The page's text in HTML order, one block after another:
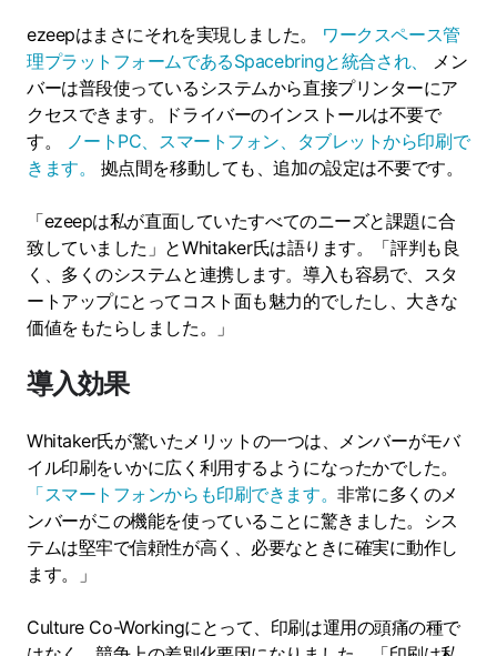
ezeepはまさにそれを実現しました。 ワークスペース管
理プラットフォームであるSpacebringと統合され、
メン
バーは普段使っているシステムから直接プリンターにア
クセスできます。ドライバーのインストールは不要で
す。
ノートPC、スマートフォン、タブレットから印刷で
きます。
拠点間を移動しても、追加の設定は不要です。
「ezeepは私が直面していたすべてのニーズと課題に合
致していました」とWhitaker氏は語ります。「評判も良
く、多くのシステムと連携します。導入も容易で、スタ
ートアップにとってコスト面も魅力的でしたし、大きな
価値をもたらしました。」
導入効果
Whitaker氏が驚いたメリットの一つは、メンバーがモバ
イル印刷をいかに広く利用するようになったかでした。
「スマートフォンからも印刷できます。非常に多くのメ
ンバーがこの機能を使っていることに驚きました。シス
テムは堅牢で信頼性が高く、必要なときに確実に動作し
ます。」
Culture Co-Workingにとって、印刷は運用の頭痛の種で